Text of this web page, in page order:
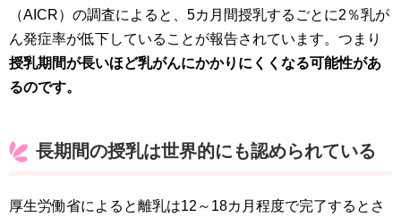
（AICR）の調査によると、5カ月間授乳するごとに2％乳が
ん発症率が低下していることが報告されています。つまり
授乳期間が長いほど乳がんにかかりにくくなる可能性があ
るのです。
長期間の授乳は世界的にも認められている
厚生労働省によると離乳は12～18カ月程度で完了するとさ